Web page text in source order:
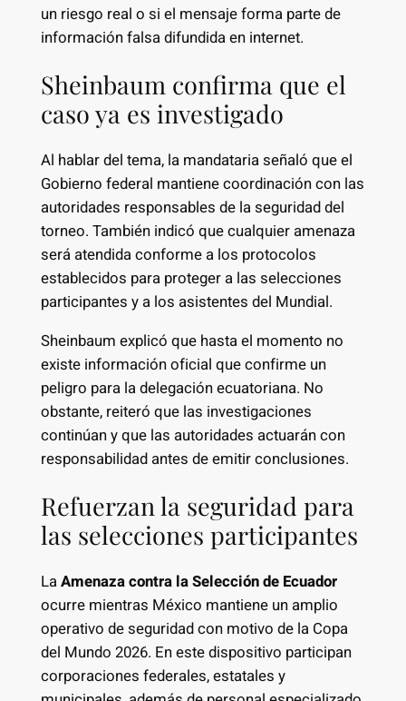
un riesgo real o si el mensaje forma parte de
información falsa difundida en internet.
Sheinbaum confirma que el
caso ya es investigado
Al hablar del tema, la mandataria señaló que el
Gobierno federal mantiene coordinación con las
autoridades responsables de la seguridad del
torneo. También indicó que cualquier amenaza
será atendida conforme a los protocolos
establecidos para proteger a las selecciones
participantes y a los asistentes del Mundial.
Sheinbaum explicó que hasta el momento no
existe información oficial que confirme un
peligro para la delegación ecuatoriana. No
obstante, reiteró que las investigaciones
continúan y que las autoridades actuarán con
responsabilidad antes de emitir conclusiones.
Refuerzan la seguridad para
las selecciones participantes
LaAmenaza contra la Selección de Ecuador
ocurre mientras México mantiene un amplio
operativo de seguridad con motivo de la Copa
del Mundo 2026. En este dispositivo participan
corporaciones federales, estatales y